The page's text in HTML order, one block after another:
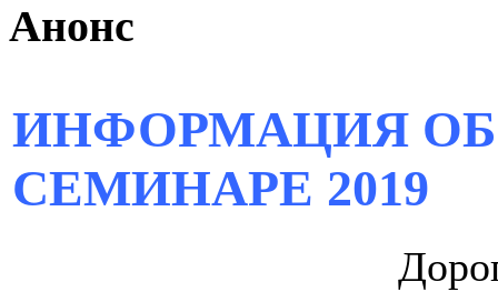
Анонс
ИНФОРМАЦИЯ
СЕМИНАРЕ 2019